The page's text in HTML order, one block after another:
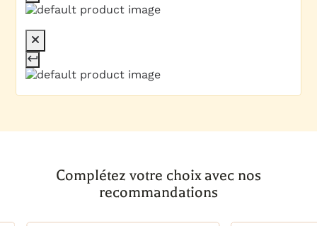
Complétez votre choix avec nos
recommandations